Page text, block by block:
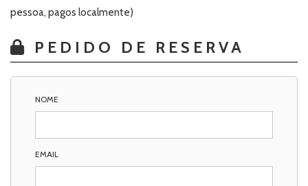
pessoa, pagos localmente)
PEDIDO DE RESERVA
NOME
EMAIL